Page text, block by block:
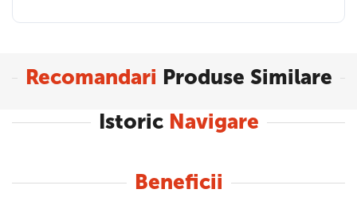
Recomandari Produse Similare
Istoric Navigare
Beneficii